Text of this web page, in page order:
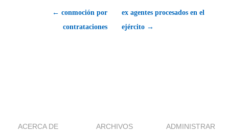
← conmoción por
contrataciones
ex agentes procesados en el
ejército →
ACERCA DE ARCHIVOS ADMINISTRAR